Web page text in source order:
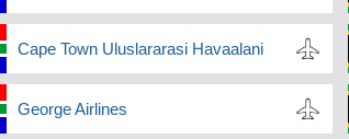
Cape Town Uluslararasi Havaalani
George Airlines